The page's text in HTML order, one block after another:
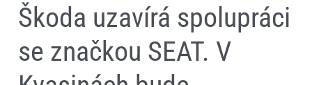
Škoda uzavírá spolupráci
se značkou SEAT. V